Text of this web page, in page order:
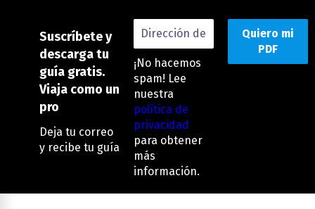
Suscríbete y
descarga tu
guía gratis.
Viaja como un
pro
Deja tu correo
y recibe tu guía
¡No hacemos
spam! Lee
nuestra
política de
privacidad
para obtener
más
información.